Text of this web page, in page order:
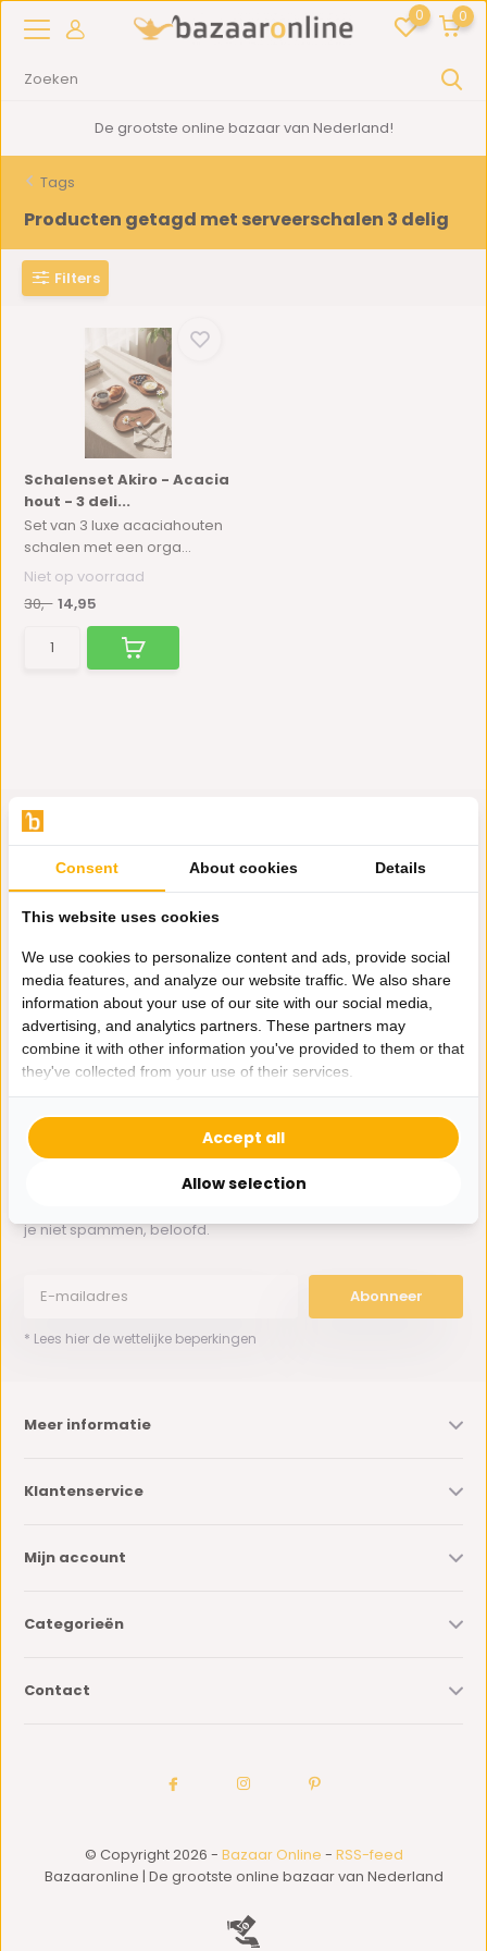
0 0
De grootste online bazaar van Nederland!
Tags
Producten getagd met serveerschalen 3 delig
Filters
Schalenset Akiro - Acacia
hout - 3 deli...
Set van 3 luxe acaciahouten
schalen met een orga...
Niet op voorraad
30,- 14,95
Hulp nodig?
Wij zitten voor je klaar.
Whatsapp ons
0162-231130
klantenservice@bazaaronline.nl
je niet spammen, beloofd.
Abonneer
* Lees hier de wettelijke beperkingen
Meer informatie
Klantenservice
Mijn account
Categorieën
Contact
© Copyright 2026 - Bazaar Online - RSS-feed
Bazaaronline | De grootste online bazaar van Nederland
Consent About cookies Details
This website uses cookies
We use cookies to personalize content and ads, provide social
media features, and analyze our website traffic. We also share
information about your use of our site with our social media,
advertising, and analytics partners. These partners may
combine it with other information you've provided to them or that
they've collected from your use of their services.
Allow selection
Accept all